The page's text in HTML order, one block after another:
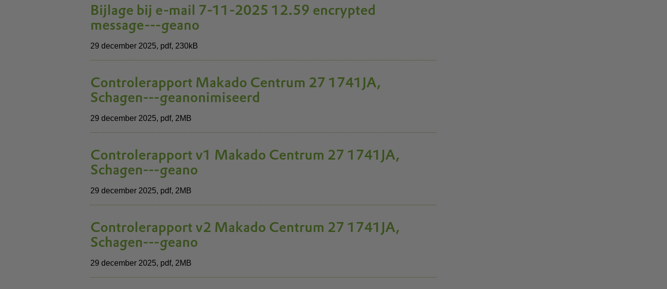
Bijlage bij e-mail 7-11-2025 12.59 encrypted
message---geano
29 december 2025, pdf, 230kB
Controlerapport Makado Centrum 27 1741JA,
Schagen---geanonimiseerd
29 december 2025, pdf, 2MB
Controlerapport v1 Makado Centrum 27 1741JA,
Schagen---geano
29 december 2025, pdf, 2MB
Controlerapport v2 Makado Centrum 27 1741JA,
Schagen---geano
29 december 2025, pdf, 2MB